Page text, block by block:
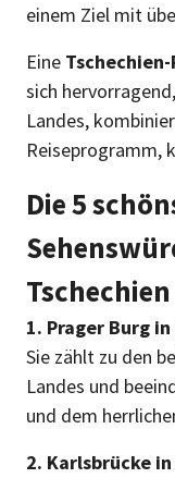
einem Ziel mit
Eine
sich
Landes,
Reiseprogramm,
Die 5
Tschechien
1. Prager Burg in
Sie zählt zu den
Landes und
und dem
2. Karlsbrücke in